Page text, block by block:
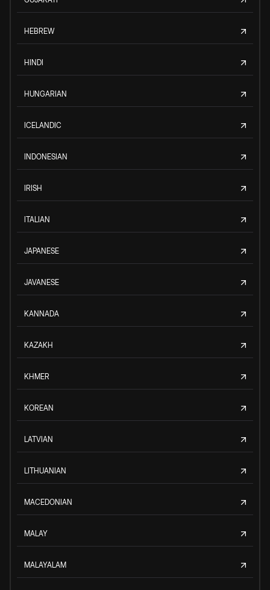
HEBREW
HINDI
HUNGARIAN
ICELANDIC
INDONESIAN
IRISH
ITALIAN
JAPANESE
JAVANESE
KANNADA
KAZAKH
KHMER
KOREAN
LATVIAN
LITHUANIAN
MACEDONIAN
MALAY
MALAYALAM